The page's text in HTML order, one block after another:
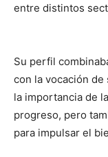
entre distintos
Su perfil
con la vocación
la importancia de
progreso, pero
para impulsar el